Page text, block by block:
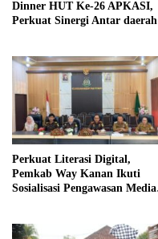
Dinner HUT Ke-26 APKASI,
Perkuat Sinergi Antar daerah
Perkuat Literasi Digital,
Pemkab Way Kanan Ikuti
Sosialisasi Pengawasan Media